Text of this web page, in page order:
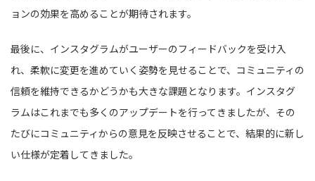
ョンの効果を高めることが期待されます。
最後に、インスタグラムがユーザーのフィードバックを受け入
れ、柔軟に変更を進めていく姿勢を見せることで、コミュニティの
信頼を維持できるかどうかも大きな課題となります。インスタグ
ラムはこれまでも多くのアップデートを行ってきましたが、その
たびにコミュニティからの意見を反映させることで、結果的に新し
い仕様が定着してきました。